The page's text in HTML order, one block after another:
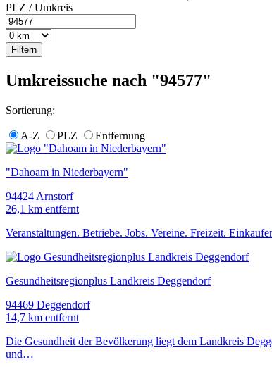
PLZ / Umkreis
Umkreissuche nach "94577"
Sortierung:
A-Z PLZ Entfernung
"Dahoam in Niederbayern"
94424 Arnstorf
26,1 km entfernt
Veranstaltungen. Betriebe. Jobs. Vereine. Freizeit.
Gesundheitsregionplus Landkreis Deggendorf
94469 Deggendorf
14,7 km entfernt
Die Gesundheit der Bevölkerung liegt dem Landkreis
und…